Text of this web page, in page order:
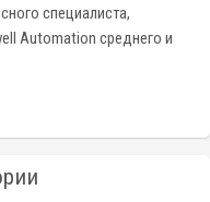
специалиста,
Automation среднего и